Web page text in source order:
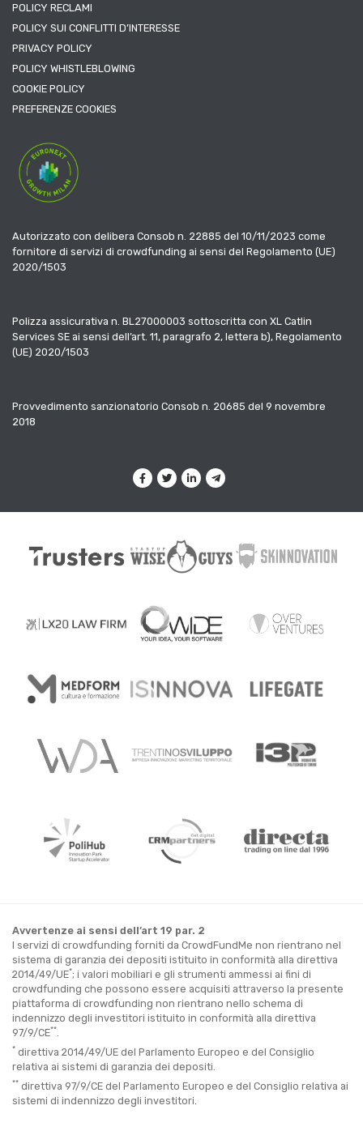
POLICY RECLAMI
POLICY SUI CONFLITTI D’INTERESSE
PRIVACY POLICY
POLICY WHISTLEBLOWING
COOKIE POLICY
PREFERENZE COOKIES
Autorizzato con delibera Consob n. 22885 del 10/11/2023 come
fornitore di servizi di crowdfunding ai sensi del Regolamento (UE)
2020/1503
Polizza assicurativa n. BL27000003 sottoscritta con XL Catlin
Services SE ai sensi dell’art. 11, paragrafo 2, lettera b), Regolamento
(UE) 2020/1503
Provvedimento sanzionatorio Consob n. 20685 del 9 novembre
2018
Avvertenze ai sensi dell’art 19 par. 2
I servizi di crowdfunding forniti da CrowdFundMe non rientrano nel
sistema di garanzia dei depositi istituito in conformità alla direttiva
2014/49/UE*; i valori mobiliari e gli strumenti ammessi ai fini di
crowdfunding che possono essere acquisiti attraverso la presente
piattaforma di crowdfunding non rientrano nello schema di
indennizzo degli investitori istituito in conformità alla direttiva
97/9/CE**
* direttiva 2014/49/UE del Parlamento Europeo e del Consiglio
relativa ai sistemi di garanzia dei depositi.
** direttiva 97/9/CE del Parlamento Europeo e del Consiglio relativa ai
sistemi di indennizzo degli investitori.